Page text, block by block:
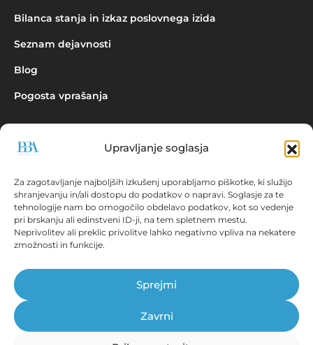
Upravljanje soglasja
Za zagotavljanje najboljših izkušenj uporabljamo piškotke, ki služijo
shranjevanju in/ali dostopu do podatkov o napravi. Soglasje za te
tehnologije nam bo omogočilo obdelavo podatkov, kot so vedenje
pri brskanju ali edinstveni ID-ji, na tem spletnem mestu.
Neprivolitev ali preklic privolitve lahko negativno vpliva na nekatere
zmožnosti in funkcije.
Sprejmi
Zavrni
Bilanca stanja in izkaz poslovnega izida
Seznam dejavnosti
Blog
Pogosta vprašanja
Povpraševanje
dostopni!
© Prva bonitetna agencija d.o.o., 2026.
Vse pravice pridržane. ISSN 2536-2712